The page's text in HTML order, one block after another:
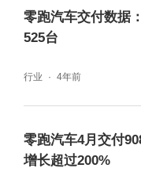
努力把关键核心
车全域自研获得
零跑汽车交付数据
525台
行业 4年前
零跑汽车4月交付
增长超过200%